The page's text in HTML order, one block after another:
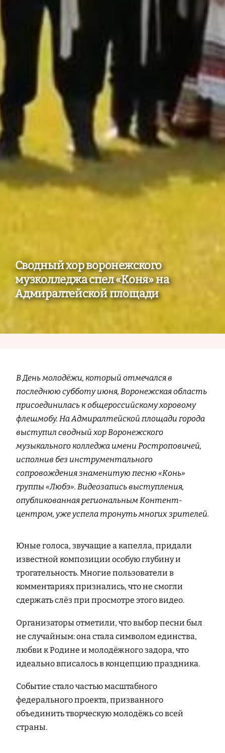
Сводный хор воронежского
музколледжа спел «Коня» на
Адмиралтейской площади
В День молодёжи, который отмечался в
последнюю субботу июня, Воронежская область
присоединилась к общероссийскому хоровому
флешмобу. На Адмиралтейской площади города
выступил сводный хор Воронежского
музыкального колледжа имени Ростроповичей,
исполнив без инструментального
сопровождения знаменитую песню «Конь»
группы «Любэ». Видеозапись выступления,
опубликованная региональным Контент-
центром, уже успела тронуть многих зрителей.
Юные голоса, звучащие а капелла, придали
известной композиции особую глубину и
трогательность. Многие пользователи в
комментариях признались, что не смогли
сдержать слёз при просмотре этого видео.
Организаторы отметили, что выбор песни был
не случайным: она стала символом единства,
любви к Родине и молодёжного задора, что
идеально вписалось в концепцию праздника.
Событие стало частью масштабного
федерального проекта, призванного
объединить творческую молодёжь со всей
страны.